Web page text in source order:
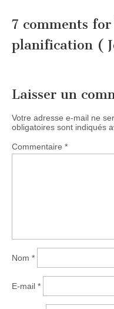
7 comments for
planification (
Laisser un
Votre adresse e-mail ne
obligatoires sont indiqués
Commentaire *
Nom *
E-mail *